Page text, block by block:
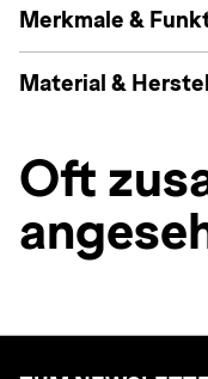
Merkmale &
Material &
Oft